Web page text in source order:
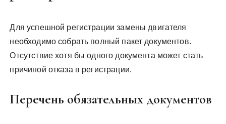
Для успешной регистрации замены двигателя
необходимо собрать полный пакет документов.
Отсутствие хотя бы одного документа может стать
причиной отказа в регистрации.
Перечень обязательных документов